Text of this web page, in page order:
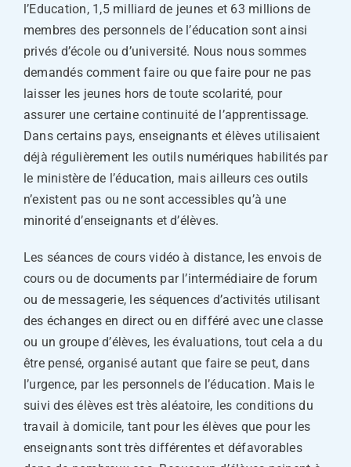
l’Education, 1,5 milliard de jeunes et 63 millions de
membres des personnels de l’éducation sont ainsi
privés d’école ou d’université. Nous nous sommes
demandés comment faire ou que faire pour ne pas
laisser les jeunes hors de toute scolarité, pour
assurer une certaine continuité de l’apprentissage.
Dans certains pays, enseignants et élèves utilisaient
déjà régulièrement les outils numériques habilités par
le ministère de l’éducation, mais ailleurs ces outils
n’existent pas ou ne sont accessibles qu’à une
minorité d’enseignants et d’élèves.
Les séances de cours vidéo à distance, les envois de
cours ou de documents par l’intermédiaire de forum
ou de messagerie, les séquences d’activités utilisant
des échanges en direct ou en différé avec une classe
ou un groupe d’élèves, les évaluations, tout cela a du
être pensé, organisé autant que faire se peut, dans
l’urgence, par les personnels de l’éducation. Mais le
suivi des élèves est très aléatoire, les conditions du
travail à domicile, tant pour les élèves que pour les
enseignants sont très différentes et défavorables